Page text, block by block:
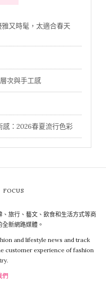
又時髦，太適合春天
次與手工感
：2026春夏流行色彩
、旅行、藝文、飲食和生活方式等商
新網路媒體。
and lifestyle news and track
customer experience of fashion
們